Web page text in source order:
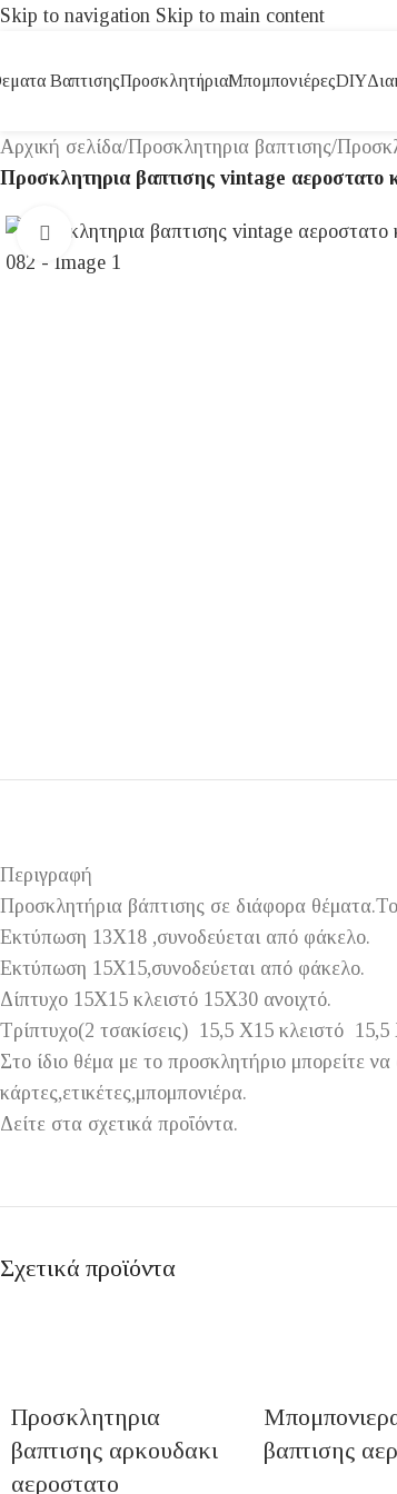
Skip to navigation Skip to main content
ΒαπτισηςΠροσκλητήριαΜπομπονιέρεςDIY
Αρχική σελίδα/Προσκλητηρια βαπτισης/
Προσκλητηρια βαπτισης vintage αεροστατο
Click to enlarge
Περιγραφή
Προσκλητήρια βάπτισης σε διάφορα
Εκτύπωση 13Χ18 ,συνοδεύεται από φάκελο.
Εκτύπωση 15Χ15,συνοδεύεται από φάκελο.
Δίπτυχο 15Χ15 κλειστό 15Χ30 ανοιχτό.
Τρίπτυχο(2 τσακίσεις) 15,5 Χ15 κλειστό
Στο ίδιο θέμα με το προσκλητήριο μπορείτε
κάρτες,ετικέτες,μπομπονιέρα.
Δείτε στα σχετικά προΐόντα.
Σχετικά προϊόντα
Προσκλητηρια
βαπτισης αρκουδακι
αεροστατο
βαπτισης